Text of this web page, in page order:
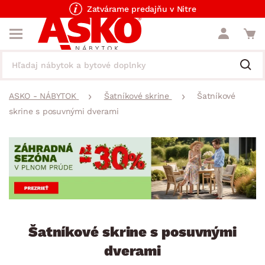
Zatvárame predajňu v Nitre
ASKO - NÁBYTOK Šatníkové skrine
Šatníkové
skrine s posuvnými dverami
Šatníkové skrine s posuvnými
dverami